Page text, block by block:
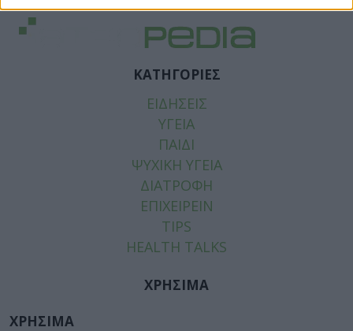
ΚΑΤΗΓΟΡΙΕΣ
ΕΙΔΗΣΕΙΣ
ΥΓΕΙΑ
ΠΑΙΔΙ
ΨΥΧΙΚΗ ΥΓΕΙΑ
ΔΙΑΤΡΟΦΗ
ΕΠΙΧΕΙΡΕΙΝ
TIPS
HEALTH TALKS
ΧΡΗΣΙΜΑ
ΧΡΗΣΙΜΑ